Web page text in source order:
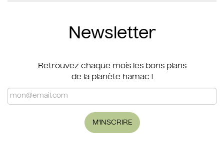
Newsletter
Retrouvez chaque mois les bons plans
de la planète hamac !
M'INSCRIRE